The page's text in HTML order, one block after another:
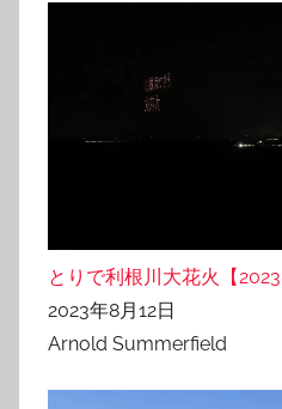
とりで利根川大花火【
2023年8月12日
Arnold Summerfield